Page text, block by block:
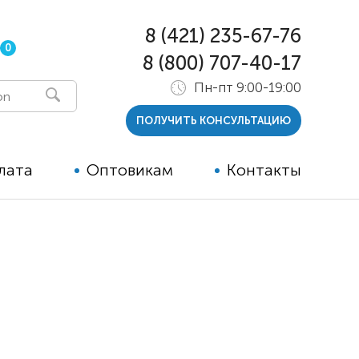
0
Оптовикам Контакты
8 (421) 235-67-76
8 (800) 707-40-17
Пн-пт 9:00-19:00
ПОЛУЧИТЬ КОНСУЛЬТАЦИЮ